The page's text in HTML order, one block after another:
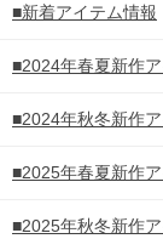
■新着アイテム情報
■2024年春夏新作
■2024年秋冬新作
■2025年春夏新作
■2025年秋冬新作